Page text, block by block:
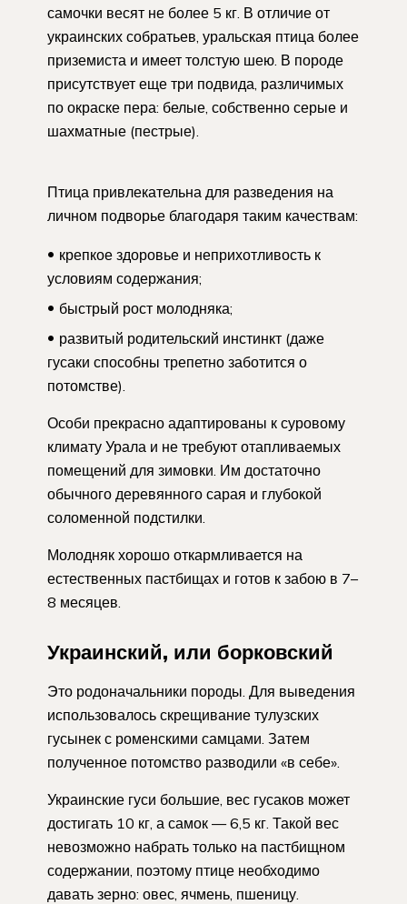
самочки весят не более 5 кг. В отличие от
украинских собратьев, уральская птица более
приземиста и имеет толстую шею. В породе
присутствует еще три подвида, различимых
по окраске пера: белые, собственно серые и
шахматные (пестрые).
Птица привлекательна для разведения на
личном подворье благодаря таким качествам:
крепкое здоровье и неприхотливость к
условиям содержания;
быстрый рост молодняка;
развитый родительский инстинкт (даже
гусаки способны трепетно заботится о
потомстве).
Особи прекрасно адаптированы к суровому
климату Урала и не требуют отапливаемых
помещений для зимовки. Им достаточно
обычного деревянного сарая и глубокой
соломенной подстилки.
Молодняк хорошо откармливается на
естественных пастбищах и готов к забою в 7–
8 месяцев.
Украинский, или борковский
Это родоначальники породы. Для выведения
использовалось скрещивание тулузских
гусынек с роменскими самцами. Затем
полученное потомство разводили «в себе».
Украинские гуси большие, вес гусаков может
достигать 10 кг, а самок — 6,5 кг. Такой вес
невозможно набрать только на пастбищном
содержании, поэтому птице необходимо
давать зерно: овес, ячмень, пшеницу.